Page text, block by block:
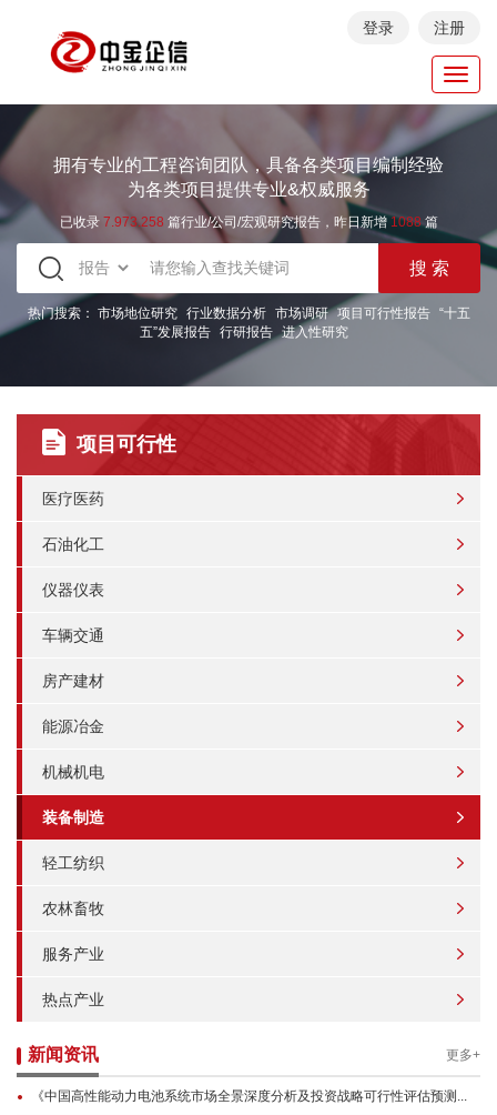
登录 注册
拥有专业的工程咨询团队，具备各类项目编制经验
为各类项目提供专业&权威服务
已收录 7.973.258 篇行业/公司/宏观研究报告，昨日新增 1088篇
热门搜索： 市场地位研究 行业数据分析 市场调研 项目可行性报告
“十五
五”发展报告 行研报告 进入性研究
项目可行性
医疗医药
石油化工
仪器仪表
车辆交通
房产建材
能源冶金
机械机电
装备制造
轻工纺织
农林畜牧
服务产业
热点产业
新闻资讯 更多+
《中国高性能动力电池系统市场全景深度分析及投资战略可行性评估预测...